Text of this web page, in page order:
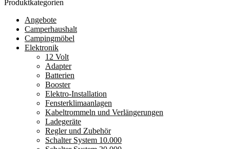
Produktkategorien
Angebote
Camperhaushalt
Campingmöbel
Elektronik
12 Volt
Adapter
Batterien
Booster
Elektro-Installation
Fensterklimaanlagen
Kabeltrommeln und Verlängerungen
Ladegeräte
Regler und Zubehör
Schalter System 10.000